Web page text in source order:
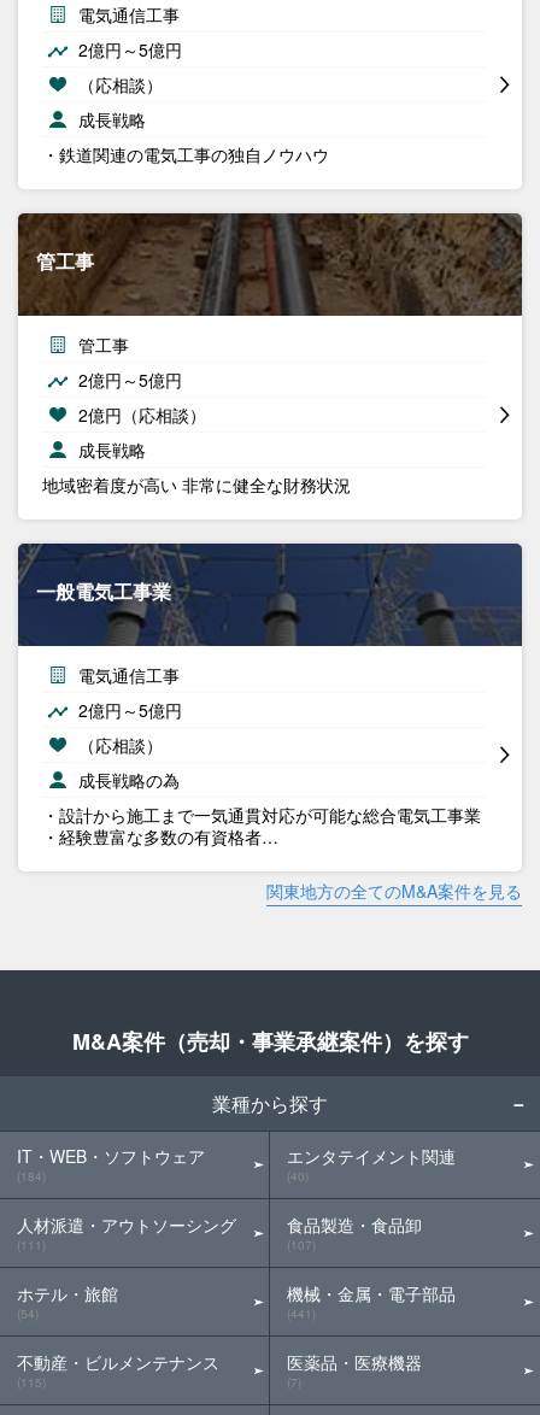
電気通信工事
2億円～5億円
（応相談）
成長戦略
・鉄道関連の電気工事の独自ノウハウ
管工事
管工事
2億円～5億円
2億円（応相談）
成長戦略
地域密着度が高い 非常に健全な財務状況
一般電気工事業
電気通信工事
2億円～5億円
（応相談）
成長戦略の為
・設計から施工まで一気通貫対応が可能な総合電気工事業
・経験豊富な多数の有資格者…
関東地方の全てのM&A案件を見る
M&A案件（売却・事業承継案件）を探す
業種から探す
IT・WEB・ソフトウェア
(184)
人材派遣・アウトソーシング
(111)
ホテル・旅館
(54)
不動産・ビルメンテナンス
(115)
エンタテイメント関連
(40)
食品製造・食品卸
(107)
機械・金属・電子部品
(441)
医薬品・医療機器
(7)